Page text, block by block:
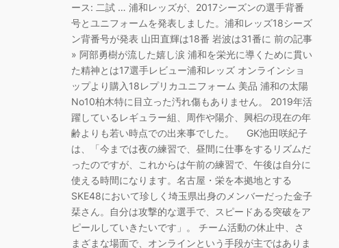
ース: 二試 … 浦和レッズが、2017シーズンの選手背番
号とユニフォームを発表しました。浦和レッズ18シーズ
ン背番号が発表 山田直輝は18番 岩波は31番に 前の記事
» 阿部勇樹が流した嬉し涙 浦和を栄光に導くために貫い
た精神とは17選手レビュー浦和レッズ オンラインショ
ップより購入18レプリカユニフォーム 美品 浦和の太陽
No10柏木特に目立った汚れ傷もありません。 2019年活
躍しているレギュラー組、周作や陽介、興梠の現在の年
齢よりも若い時点での出来事でした。 GK池田咲紀子
は、「今までは夜の練習で、昼間に仕事をするリズムだ
ったのですが、これからは午前の練習で、午後は自分に
使える時間になります。名古屋・栄を本拠地とする
SKE48において珍しく埼玉県出身のメンバーだった金子
栞さん。自分は攻撃的な選手で、スピードある突破をア
ピールしていきたいです」。 チーム活動の休止中、さ
まざまな場面で、オンラインという手段が主ではありま